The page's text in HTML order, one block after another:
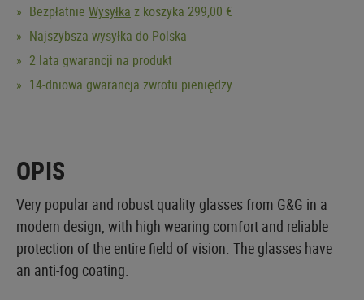
Bezpłatnie Wysyłka z koszyka 299,00 €
Najszybsza wysyłka do Polska
2 lata gwarancji na produkt
14-dniowa gwarancja zwrotu pieniędzy
OPIS
Very popular and robust quality glasses from G&G in a
modern design, with high wearing comfort and reliable
protection of the entire field of vision. The glasses have
an anti-fog coating.